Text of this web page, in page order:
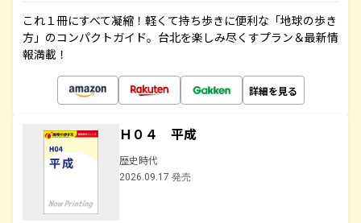
これ１冊にすべて凝縮！軽くて持ち歩きに便利な「地球の歩き
方」のコンパクトガイド。台北を楽しみ尽くすプラン＆最新情
報満載！
詳細を見る
Ｈ０４ 平成
歴史時代
2026.09.17 発売